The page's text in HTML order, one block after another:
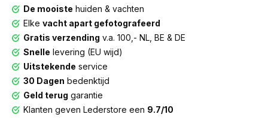
De mooiste huiden & vachten
Elke vacht apart gefotografeerd
Gratis verzending v.a. 100,- NL, BE & DE
Snelle levering (EU wijd)
Uitstekende service
30 Dagen bedenktijd
Geld terug garantie
Klanten geven Lederstore een 9.7/10